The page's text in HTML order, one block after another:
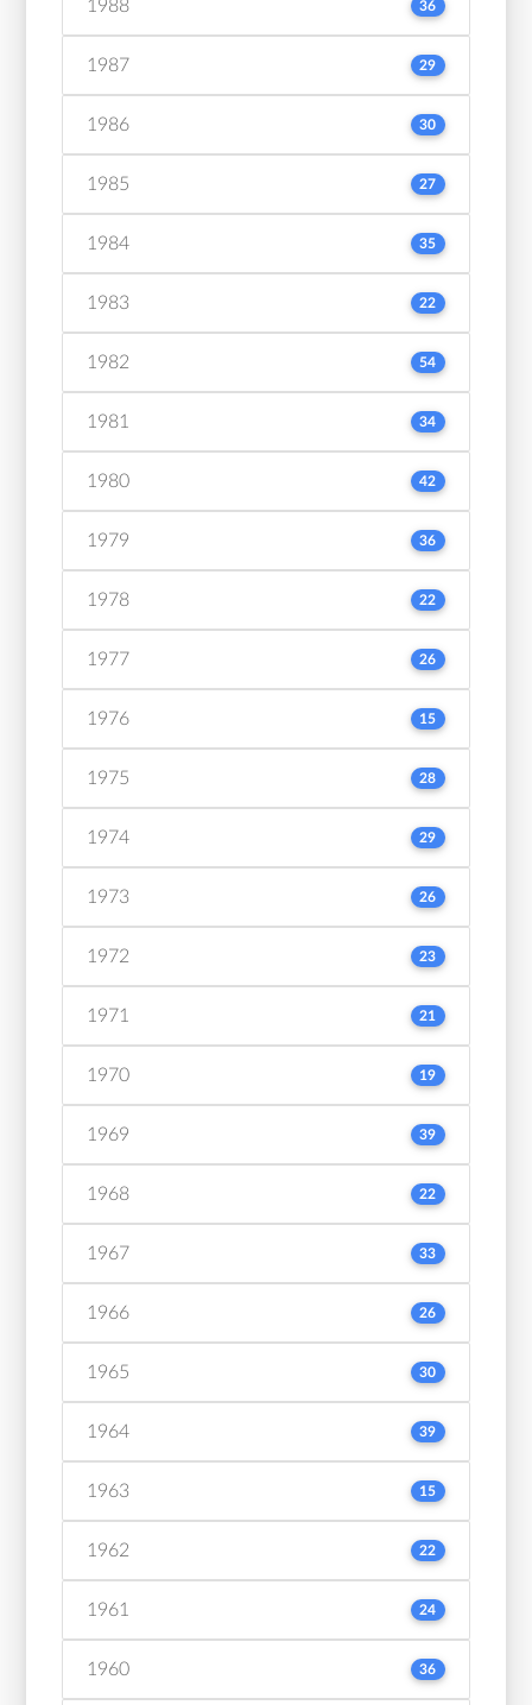
1988 36
1987 29
1986 30
1985 27
1984 35
1983 22
1982 54
1981 34
1980 42
1979 36
1978 22
1977 26
1976 15
1975 28
1974 29
1973 26
1972 23
1971 21
1970 19
1969 39
1968 22
1967 33
1966 26
1965 30
1964 39
1963 15
1962 22
1961 24
1960 36